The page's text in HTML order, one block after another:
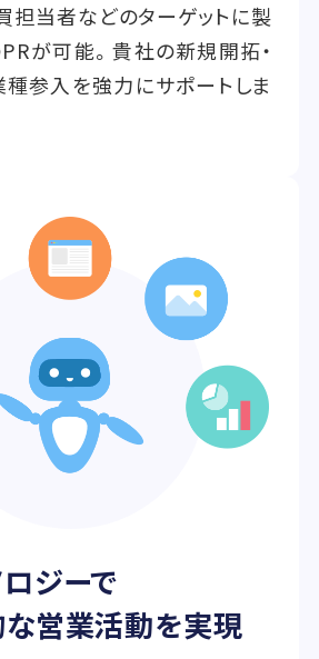
担当者などのターゲットに製
が可能。貴社の新規開拓・
種参入を強力にサポートしま
ジーで
な営業活動を実現